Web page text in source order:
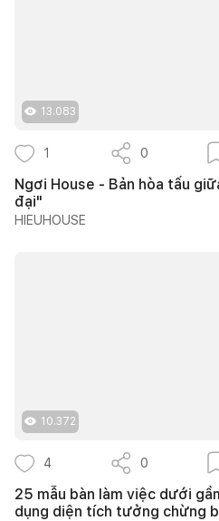
13.083
1 0
Ngơi House - Bản hòa tấu
đại"
HIEUHOUSE
10.372
4 0
25 mẫu bàn làm việc dưới
dụng diện tích tưởng chừng